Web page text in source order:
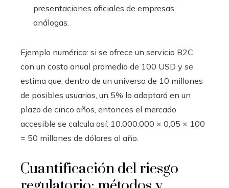
presentaciones oficiales de empresas
análogas.
Ejemplo numérico: si se ofrece un servicio B2C
con un costo anual promedio de 100 USD y se
estima que, dentro de un universo de 10 millones
de posibles usuarios, un 5% lo adoptará en un
plazo de cinco años, entonces el mercado
accesible se calcula así: 10.000.000 × 0,05 × 100
= 50 millones de dólares al año.
Cuantificación del riesgo